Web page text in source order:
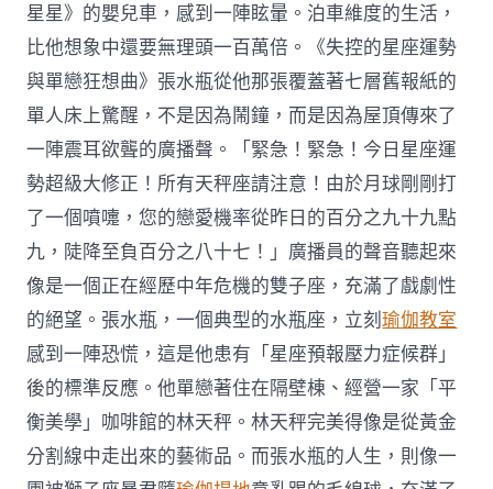
星星》的嬰兒車，感到一陣眩暈。泊車維度的生活，
比他想象中還要無理頭一百萬倍。《失控的星座運勢
與單戀狂想曲》張水瓶從他那張覆蓋著七層舊報紙的
單人床上驚醒，不是因為鬧鐘，而是因為屋頂傳來了
一陣震耳欲聾的廣播聲。「緊急！緊急！今日星座運
勢超級大修正！所有天秤座請注意！由於月球剛剛打
了一個噴嚏，您的戀愛機率從昨日的百分之九十九點
九，陡降至負百分之八十七！」廣播員的聲音聽起來
像是一個正在經歷中年危機的雙子座，充滿了戲劇性
的絕望。張水瓶，一個典型的水瓶座，立刻瑜伽教室
感到一陣恐慌，這是他患有「星座預報壓力症候群」
後的標準反應。他單戀著住在隔壁棟、經營一家「平
衡美學」咖啡館的林天秤。林天秤完美得像是從黃金
分割線中走出來的藝術品。而張水瓶的人生，則像一